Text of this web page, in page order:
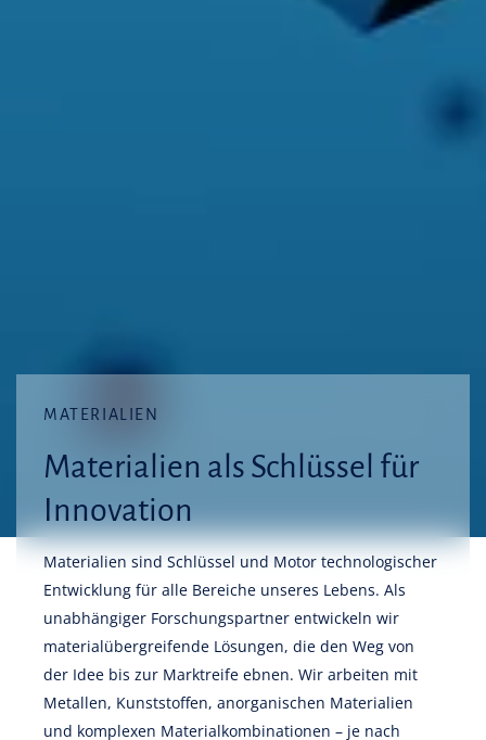
MATERIALIEN
Materialien als Schlüssel für
Innovation
Materialien sind Schlüssel und Motor technologischer
Entwicklung für alle Bereiche unseres Lebens. Als
unabhängiger Forschungspartner entwickeln wir
materialübergreifende Lösungen, die den Weg von
der Idee bis zur Marktreife ebnen. Wir arbeiten mit
Metallen, Kunststoffen, anorganischen Materialien
und komplexen Materialkombinationen – je nach